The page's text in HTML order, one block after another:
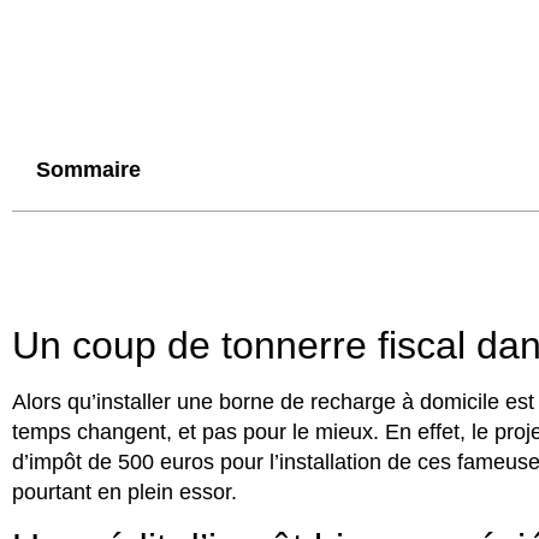
Sommaire
Un coup de tonnerre fiscal
Alors qu’installer une borne de recharge à domicile
temps changent, et pas pour le mieux. En effet, le
d’impôt de 500 euros pour l’installation de ces
pourtant en plein essor.